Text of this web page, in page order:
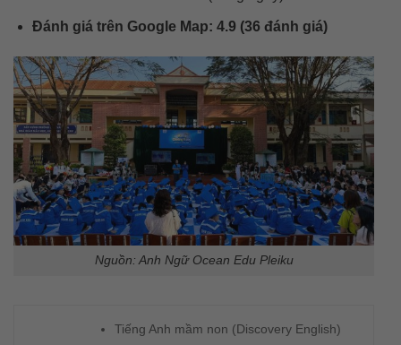
Đánh giá trên Google Map: 4.9 (36 đánh giá)
Nguồn: Anh Ngữ Ocean Edu Pleiku
Tiếng Anh mầm non (Discovery English)